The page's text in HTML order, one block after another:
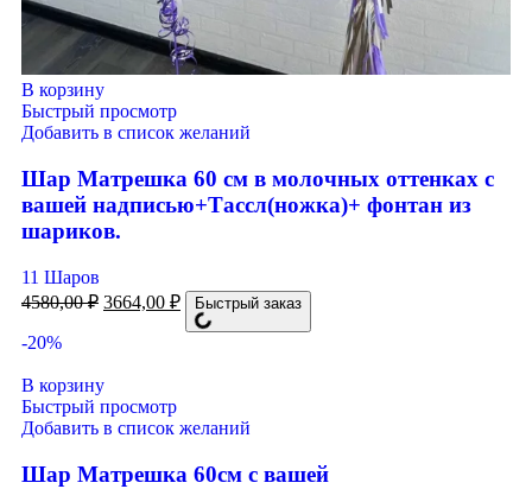
В корзину
Быстрый просмотр
Добавить в список желаний
Шар Матрешка 60 см в молочных оттенках с
вашей надписью+Тассл(ножка)+ фонтан из
шариков.
11 Шаров
4580,00₽ 3664,00 ₽ Быстрый заказ
-20%
В корзину
Быстрый просмотр
Добавить в список желаний
Шар Матрешка 60см с вашей